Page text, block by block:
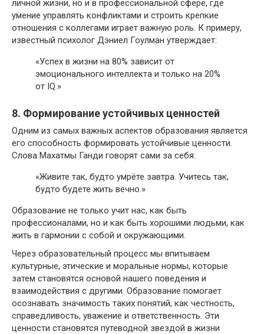
личной жизни, но и в профессиональной сфере, где
умение управлять конфликтами и строить крепкие
отношения с коллегами играет важную роль. К примеру,
известный психолог Дэниел Гоулман утверждает:
«Успех в жизни на 80% зависит от
эмоционального интеллекта и только на 20%
от IQ.»
8. Формирование устойчивых ценностей
Одним из самых важных аспектов образования является
его способность формировать устойчивые ценности.
Слова Махатмы Ганди говорят сами за себя:
«Живите так, будто умрёте завтра. Учитесь так,
будто будете жить вечно.»
Образование не только учит нас, как быть
профессионалами, но и как быть хорошими людьми, как
жить в гармонии с собой и окружающими.
Через образовательный процесс мы впитываем
культурные, этические и моральные нормы, которые
затем становятся основой нашего поведения и
взаимодействия с другими. Образование помогает
осознавать значимость таких понятий, как честность,
справедливость, уважение и ответственность. Эти
ценности становятся путеводной звездой в жизни